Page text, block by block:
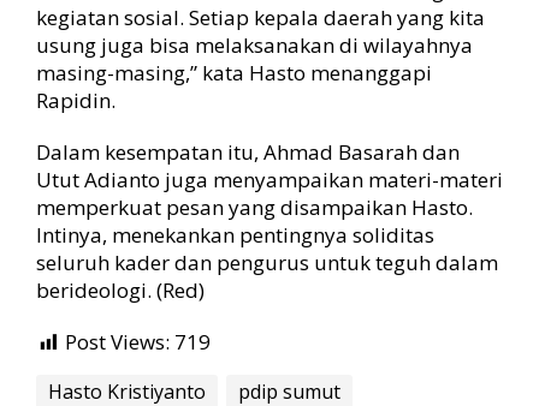
kegiatan sosial. Setiap kepala daerah yang kita
usung juga bisa melaksanakan di wilayahnya
masing-masing,” kata Hasto menanggapi
Rapidin.
Dalam kesempatan itu, Ahmad Basarah dan
Utut Adianto juga menyampaikan materi-materi
memperkuat pesan yang disampaikan Hasto.
Intinya, menekankan pentingnya soliditas
seluruh kader dan pengurus untuk teguh dalam
berideologi. (Red)
Post Views: 719
Hasto Kristiyanto
pdip sumut